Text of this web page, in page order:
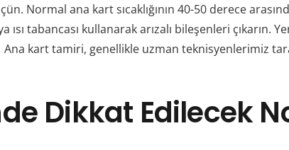
Normal ana kart sıcaklığının 40-50 derece
tabancası kullanarak arızalı bileşenleri çıkarın.
Ana kart tamiri, genellikle uzman teknisyenlerimiz
Dikkat Edilecek